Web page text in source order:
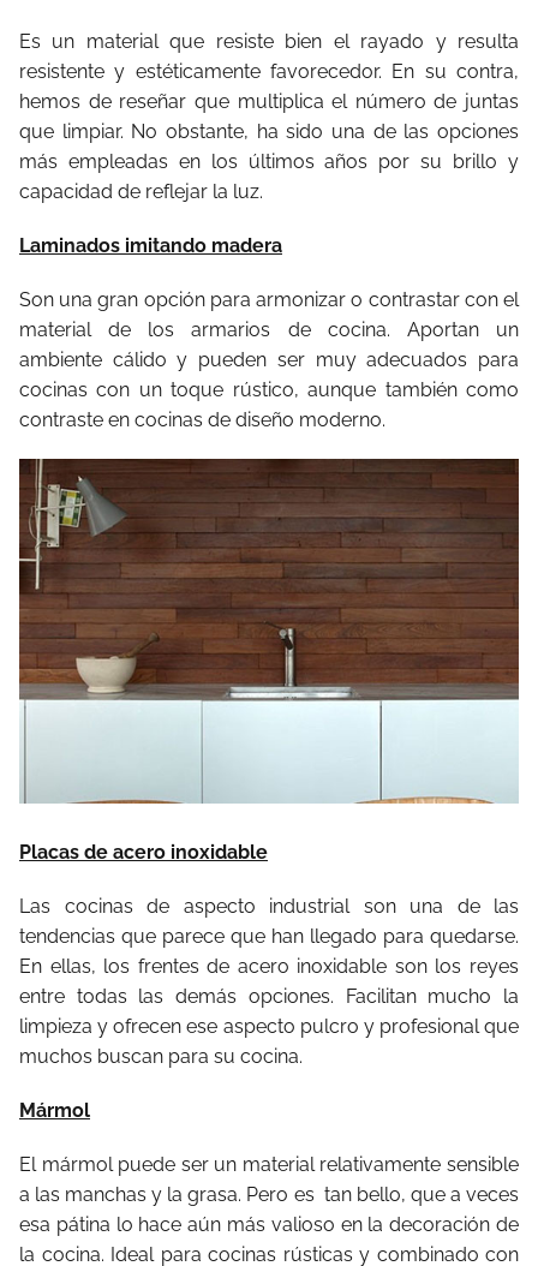
Es un material que resiste bien el rayado y resulta
resistente y estéticamente favorecedor. En su contra,
hemos de reseñar que multiplica el número de juntas
que limpiar. No obstante, ha sido una de las opciones
más empleadas en los últimos años por su brillo y
capacidad de reflejar la luz.
Laminados imitando madera
Son una gran opción para armonizar o contrastar con el
material de los armarios de cocina. Aportan un
ambiente cálido y pueden ser muy adecuados para
cocinas con un toque rústico, aunque también como
contraste en cocinas de diseño moderno.
Placas de acero inoxidable
Las cocinas de aspecto industrial son una de las
tendencias que parece que han llegado para quedarse.
En ellas, los frentes de acero inoxidable son los reyes
entre todas las demás opciones. Facilitan mucho la
limpieza y ofrecen ese aspecto pulcro y profesional que
muchos buscan para su cocina.
Mármol
El mármol puede ser un material relativamente sensible
a las manchas y la grasa. Pero es tan bello, que a veces
esa pátina lo hace aún más valioso en la decoración de
la cocina. Ideal para cocinas rústicas y combinado con